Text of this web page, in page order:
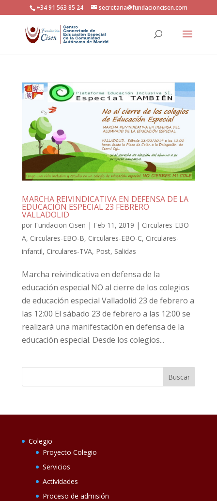
+34 91 563 85 24 secretaria@fundacioncisen.com
MARCHA REIVINDICATIVA EN DEFENSA DE LA
EDUCACIÓN ESPECIAL 23 FEBRERO
VALLADOLID
por Fundacion Cisen | Feb 11, 2019 | Circulares-EBO-
A, Circulares-EBO-B, Circulares-EBO-C, Circulares-
infantil, Circulares-TVA, Post, Salidas
Marcha reivindicativa en defensa de la
educación especial NO al cierre de los colegios
de educación especial Valladolid 23 de febrero a
las 12:00 El sábado 23 de febrero a las 12:00 se
realizará una manifestación en defensa de la
educación especial. Desde los colegios...
Colegio
Proyecto Colegio
Servicios
Actividades
Proceso de admisión